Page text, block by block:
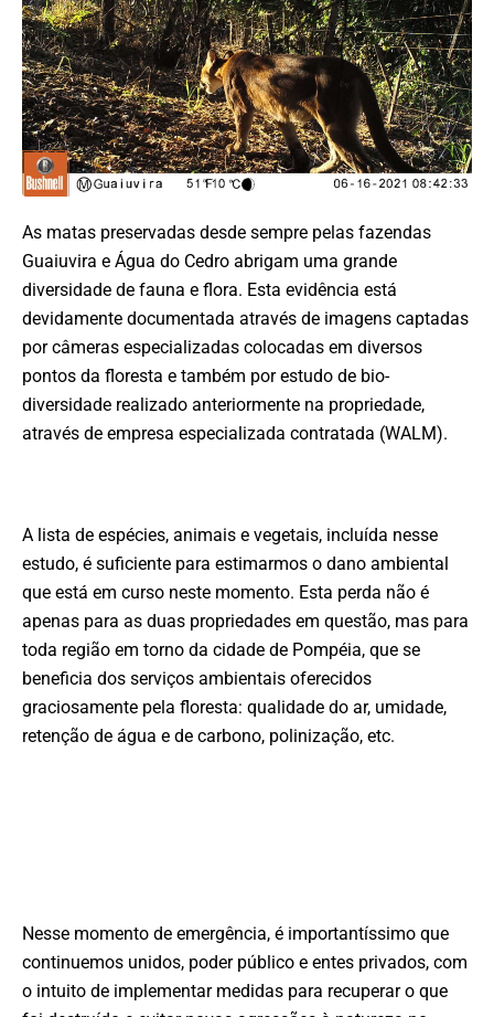
As matas preservadas desde sempre pelas fazendas
Guaiuvira e Água do Cedro abrigam uma grande
diversidade de fauna e flora. Esta evidência está
devidamente documentada através de imagens captadas
por câmeras especializadas colocadas em diversos
pontos da floresta e também por estudo de bio-
diversidade realizado anteriormente na propriedade,
através de empresa especializada contratada (WALM).
A lista de espécies, animais e vegetais, incluída nesse
estudo, é suficiente para estimarmos o dano ambiental
que está em curso neste momento. Esta perda não é
apenas para as duas propriedades em questão, mas para
toda região em torno da cidade de Pompéia, que se
beneficia dos serviços ambientais oferecidos
graciosamente pela floresta: qualidade do ar, umidade,
retenção de água e de carbono, polinização, etc.
Nesse momento de emergência, é importantíssimo que
continuemos unidos, poder público e entes privados, com
o intuito de implementar medidas para recuperar o que